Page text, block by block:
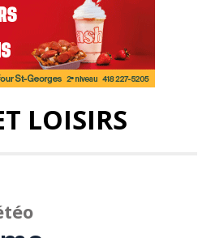
LOISIRS